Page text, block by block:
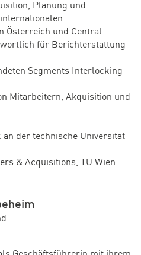
Planung und
Österreich und Central
für Berichterstattung
Segments Interlocking
Mitarbeitern, Akquisition und
der technische Universität
& Acquisitions, TU Wien